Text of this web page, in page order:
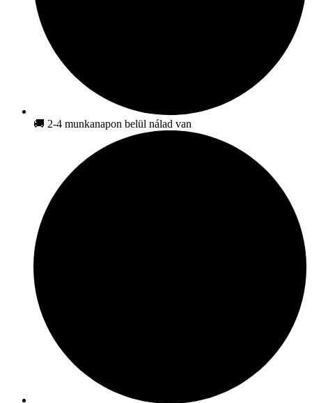
🚚 2-4 munkanapon belül nálad van